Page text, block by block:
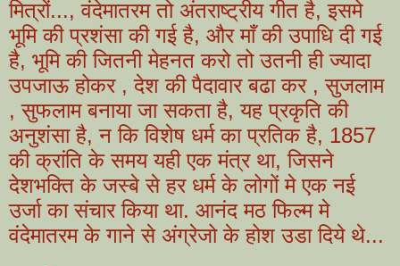
मित्रों..., वंदेमातरम तो अंतराष्ट्रीय गीत है, इसमे
भूमि की प्रशंसा की गई है, और माँ की उपाधि दी गई
है, भूमि की जितनी मेहनत करो तो उतनी ही ज्यादा
उपजाऊ होकर , देश की पैदावार बढा कर , सुजलाम
, सुफलाम बनाया जा सकता है, यह प्रकृति की
अनुशंसा है, न कि विशेष धर्म का प्रतिक है, 1857
की क्रांति के समय यही एक मंत्र था, जिसने
देशभक्ति के जस्बे से हर धर्म के लोगों मे एक नई
उर्जा का संचार किया था. आनंद मठ फिल्म मे
वंदेमातरम के गाने से अंग्रेजो के होश उडा दिये थे...